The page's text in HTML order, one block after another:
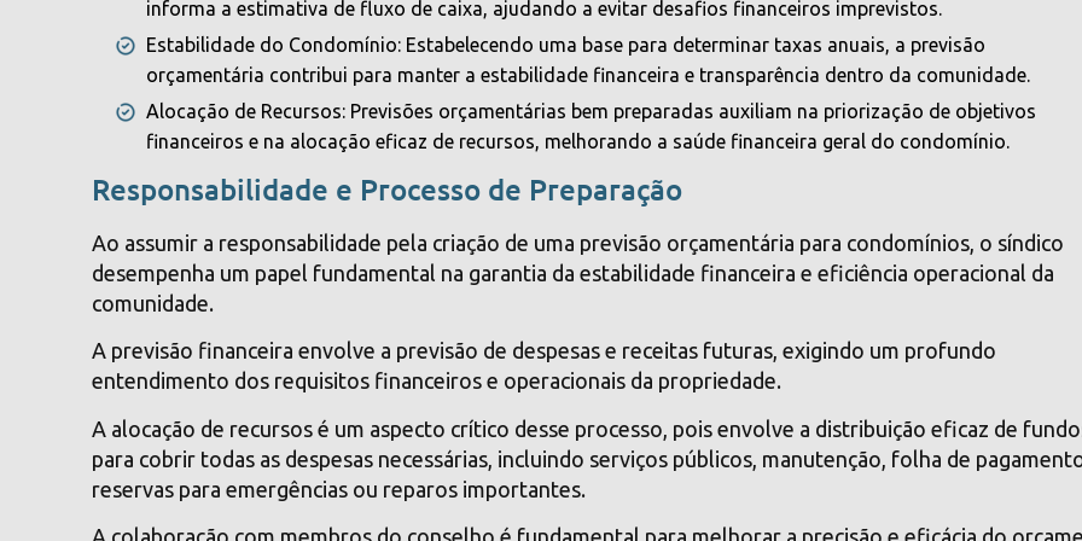
informa a estimativa de fluxo de caixa, ajudando a evitar desafios financeiros imprevistos.
Estabilidade do Condomínio: Estabelecendo uma base para determinar taxas anuais, a previsão
orçamentária contribui para manter a estabilidade financeira e transparência dentro da comunidade.
Alocação de Recursos: Previsões orçamentárias bem preparadas auxiliam na priorização de objetivos
financeiros e na alocação eficaz de recursos, melhorando a saúde financeira geral do condomínio.
Responsabilidade e Processo de Preparação
Ao assumir a responsabilidade pela criação de uma previsão orçamentária para condomínios, o síndico
desempenha um papel fundamental na garantia da estabilidade financeira e eficiência operacional da
comunidade.
A previsão financeira envolve a previsão de despesas e receitas futuras, exigindo um profundo
entendimento dos requisitos financeiros e operacionais da propriedade.
A alocação de recursos é um aspecto crítico desse processo, pois envolve a distribuição eficaz de
para cobrir todas as despesas necessárias, incluindo serviços públicos, manutenção, folha de
reservas para emergências ou reparos importantes.